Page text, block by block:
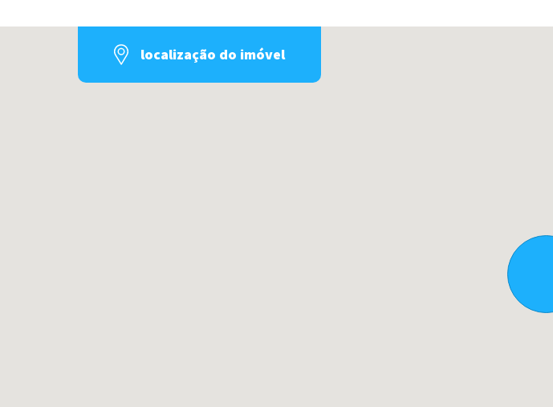
localização do imóvel